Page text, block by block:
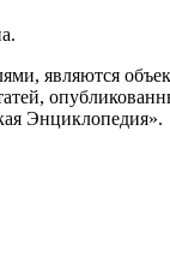
являются
Энциклопедия».